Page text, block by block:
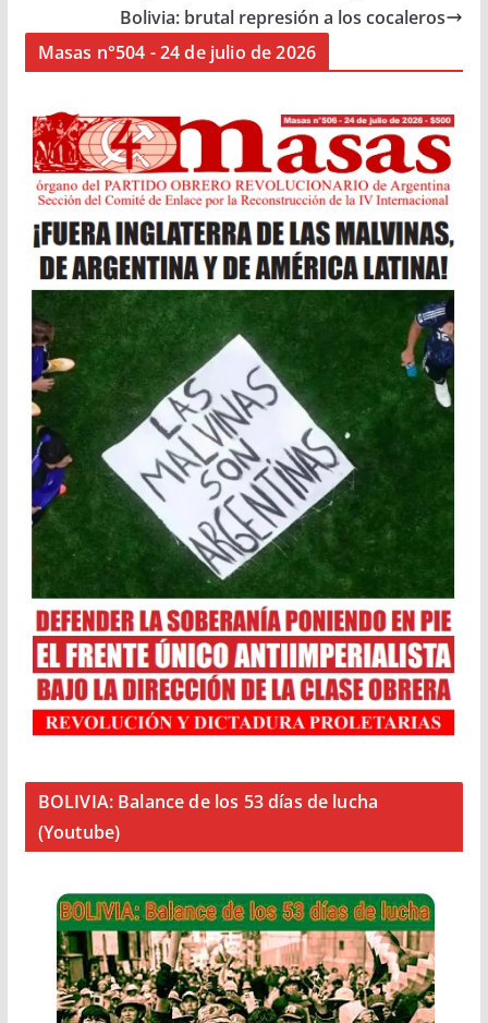
Bolivia: brutal represión a los cocaleros
Masas n°504 - 24 de julio de 2026
BOLIVIA: Balance de los 53 días de lucha
(Youtube)